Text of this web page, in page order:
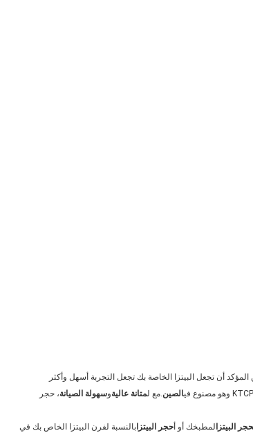
المؤكد أن تجعل البيتزا الخاصة بك تجعل التجربة أسهل وأكثر
الصين.مع لمتانة عاليةوسهولة الصيانة، حجر
حجر البيتزا لمطبخك أو أ حجر البيتزا بالنسبة لفرن البيتزا الخاص بك في